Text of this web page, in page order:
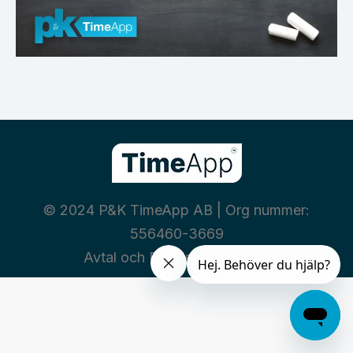
© 2024 P&K TimeApp AB | Org nummer:
556460-3669
Avtal och Policies| Integritet